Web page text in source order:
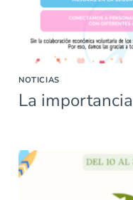
NOTICIAS
La